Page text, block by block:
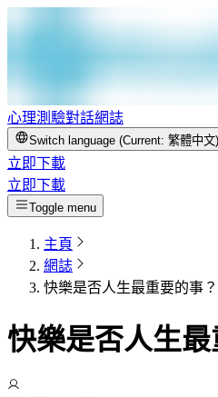
心理測驗對話網誌
Switch language (Current: 繁體中文)
立即下載
立即下載
Toggle menu
主頁
網誌
快樂是否人生最重要的事？
快樂是否人生最